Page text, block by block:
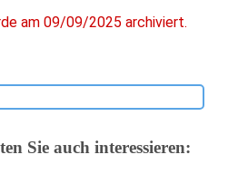
am 09/09/2025 archiviert.
Sie auch interessieren: